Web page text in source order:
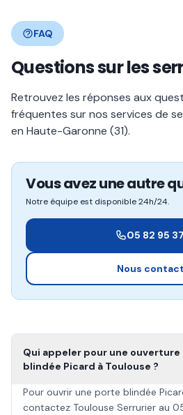
FAQ
Questions sur les
Retrouvez les réponses aux
fréquentes sur nos services de
en Haute-Garonne (31).
Vous avez une autre
Notre équipe est disponible 24h/24.
05 82 95
Nous
Qui appeler pour une
blindée Picard à Toulouse ?
Pour ouvrir une porte blindée
contactez Toulouse Serrurier au